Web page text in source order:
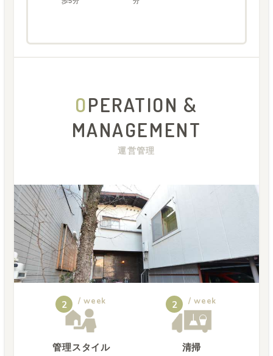
OPERATION &
MANAGEMENT
運営管理
2 / week
管理スタイル
2 / week
清掃